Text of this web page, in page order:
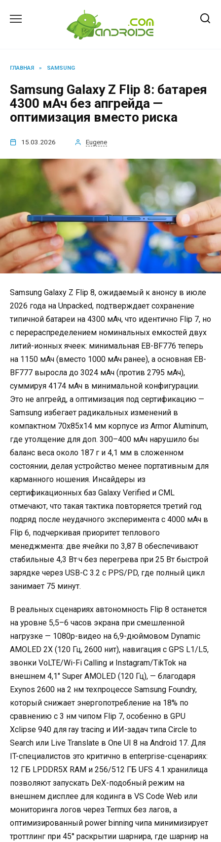
ГЛАВНАЯ » SAMSUNG
Samsung Galaxy Z Flip 8: батарея
4300 мАч без апгрейда —
оптимизация вместо риска
15.03.2026 Eugene
Samsung Galaxy Z Flip 8, ожидаемый к анонсу в июле
2026 года на Unpacked, подтверждает сохранение
типичной батареи на 4300 мАч, что идентично Flip 7, но
с перераспределением номинальных емкостей двух
литий-ионных ячеек: минимальная EB-BF776 теперь
на 1150 мАч (вместо 1000 мАч ранее), а основная EB-
BF777 выросла до 3024 мАч (против 2795 мАч),
суммируя 4174 мАч в минимальной конфигурации.
Это не апгрейд, а оптимизация под сертификацию —
Samsung избегает радикальных изменений в
компактном 70x85x14 мм корпусе из Armor Aluminum,
где утолщение для доп. 300–400 мАч нарушило бы
баланс веса около 187 г и 4,1 мм в сложенном
состоянии, делая устройство менее портативным для
карманного ношения. Инсайдеры из
сертификационных баз Galaxy Verified и CML
отмечают, что такая тактика повторяется третий год
подряд после неудачного эксперимента с 4000 мАч в
Flip 6, подчеркивая приоритет теплового
менеджмента: две ячейки по 3,87 В обеспечивают
стабильные 4,3 Вт·ч без перегрева при 25 Вт быстрой
зарядке через USB-C 3.2 с PPS/PD, где полный цикл
занимает 75 минут.
В реальных сценариях автономность Flip 8 останется
на уровне 5,5–6 часов экрана при смешленной
нагрузке — 1080p-видео на 6,9-дюймовом Dynamic
AMOLED 2X (120 Гц, 2600 нит), навигация с GPS L1/L5,
звонки VoLTE/Wi-Fi Calling и Instagram/TikTok на
внешнем 4,1″ Super AMOLED (120 Гц), — благодаря
Exynos 2600 на 2 нм техпроцессе Samsung Foundry,
который снижает энергопотребление на 18% по
сравнению с 3 нм чипом Flip 7, особенно в GPU
Xclipse 940 для ray tracing и ИИ-задач типа Circle to
Search или Live Translate в One UI 8 на Android 17. Для
IT-специалистов это критично в enterprise-сценариях:
12 ГБ LPDDR5X RAM и 256/512 ГБ UFS 4.1 хранилища
позволяют запускать DeX-подобный режим на
внешнем дисплее для кодинга в VS Code Web или
мониторинга логов через Termux без лагов, а
оптимизированный power binning чипа минимизирует
троттлинг при 45° раскрытии шарнира, где шарнир на